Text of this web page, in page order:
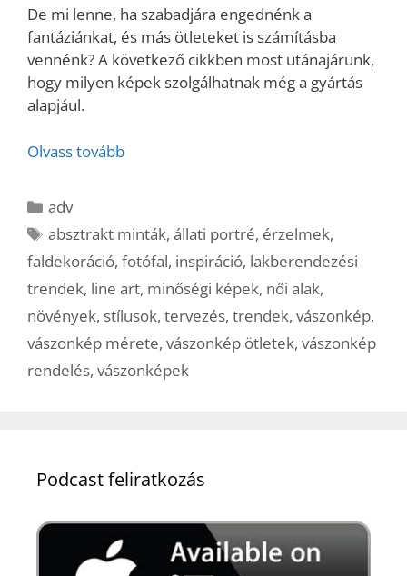
De mi lenne, ha szabadjára engednénk a
fantáziánkat, és más ötleteket is számításba
vennénk? A következő cikkben most utánajárunk,
hogy milyen képek szolgálhatnak még a gyártás
alapjául.
Olvass tovább
Kategória
adv
Címkék
absztrakt minták,állati portré, érzelmek,
faldekoráció, fotófal, inspiráció, lakberendezési
trendek, line art, minőségi képek, női alak,
növények, stílusok, tervezés, trendek, vászonkép,
vászonkép mérete, vászonkép ötletek, vászonkép
rendelés, vászonképek
Podcast feliratkozás